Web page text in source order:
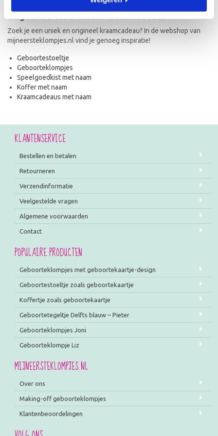
Zoek je een uniek en origineel kraamcadeau? In de webshop van
mijneersteklompjes.nl vind je genoeg inspiratie!
Geboortestoeltje
Geboorteklompjes
Speelgoedkist met naam
Koffer met naam
Kraamcadeaus met naam
KLANTENSERVICE
Bestellen en betalen
Retourneren
Verzendinformatie
Veelgestelde vragen
Algemene voorwaarden
Contact
POPULAIRE PRODUCTEN
Geboorteklompjes met geboortekaartje-design
Geboortestoeltje zoals geboortekaartje
Koffertje zoals geboortekaartje
Geboortetegeltje Delfts blauw – Pieter
Geboorteklompjes Joni
Geboorteklompje Liz
MIJNEERSTEKLOMPJES.NL
Over ons
Making-off geboorteklompjes
Klantenbeoordelingen